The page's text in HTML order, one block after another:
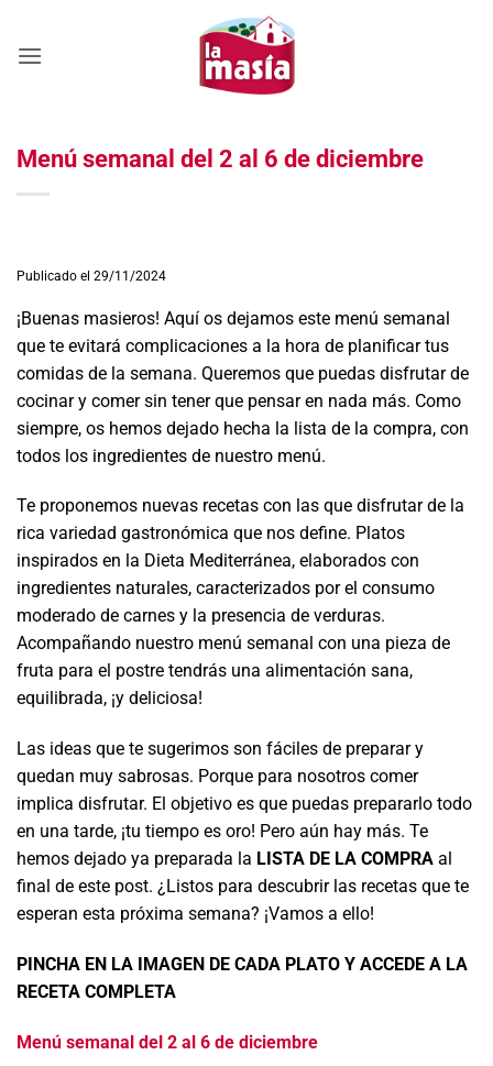
contenido
Menú semanal del 2 al 6 de diciembre
Publicado el 29/11/2024
¡Buenas masieros! Aquí os dejamos este menú semanal
que te evitará complicaciones a la hora de planificar tus
comidas de la semana. Queremos que puedas disfrutar de
cocinar y comer sin tener que pensar en nada más. Como
siempre, os hemos dejado hecha la lista de la compra, con
todos los ingredientes de nuestro menú.
Te proponemos nuevas recetas con las que disfrutar de la
rica variedad gastronómica que nos define. Platos
inspirados en la Dieta Mediterránea, elaborados con
ingredientes naturales, caracterizados por el consumo
moderado de carnes y la presencia de verduras.
Acompañando nuestro menú semanal con una pieza de
fruta para el postre tendrás una alimentación sana,
equilibrada, ¡y deliciosa!
Las ideas que te sugerimos son fáciles de preparar y
quedan muy sabrosas. Porque para nosotros comer
implica disfrutar. El objetivo es que puedas prepararlo todo
en una tarde, ¡tu tiempo es oro! Pero aún hay más. Te
hemos dejado ya preparada la LISTA DE LA COMPRA al
final de este post. ¿Listos para descubrir las recetas que te
esperan esta próxima semana? ¡Vamos a ello!
PINCHA EN LA IMAGEN DE CADA PLATO Y ACCEDE A LA
RECETA COMPLETA
Menú semanal del 2 al 6 de diciembre